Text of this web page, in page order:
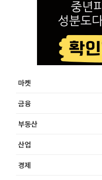
마켓
금융
부동산
산업
경제